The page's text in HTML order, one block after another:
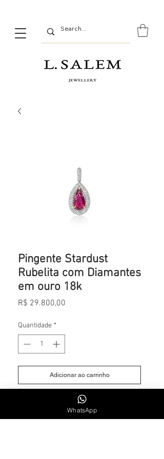
Pingente Stardust
Rubelita com Diamantes
em ouro 18k
R$ 29.800,00
Quantidade *
Adicionar ao carrinho
WhatsApp